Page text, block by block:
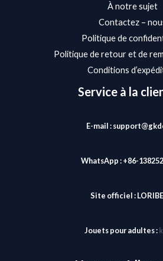
À notre sujet
Contactez –
Politique de
Politique de retour et de
Conditions
Service à la
E-mail :
WhatsApp : +86-
Site officiel :
Jouets pour adultes :